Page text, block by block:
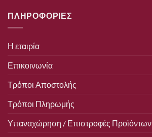
ΠΛΗΡΟΦΟΡΙΕΣ
Η εταιρία
Επικοινωνία
Τρόποι Αποστολής
Τρόποι Πληρωμής
Υπαναχώρηση / Επιστροφές Προϊόντων